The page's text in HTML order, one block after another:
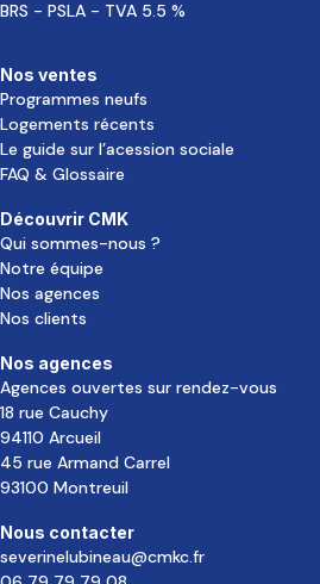
BRS - PSLA - TVA 5.5 %
Nos ventes
Programmes neufs
Logements récents
Le guide sur l’acession sociale
FAQ & Glossaire
Découvrir CMK
Qui sommes-nous ?
Notre équipe
Nos agences
Nos clients
Nos agences
Agences ouvertes sur rendez-vous
18 rue Cauchy
94110 Arcueil
45 rue Armand Carrel
93100 Montreuil
Nous contacter
severinelubineau@cmkc.fr